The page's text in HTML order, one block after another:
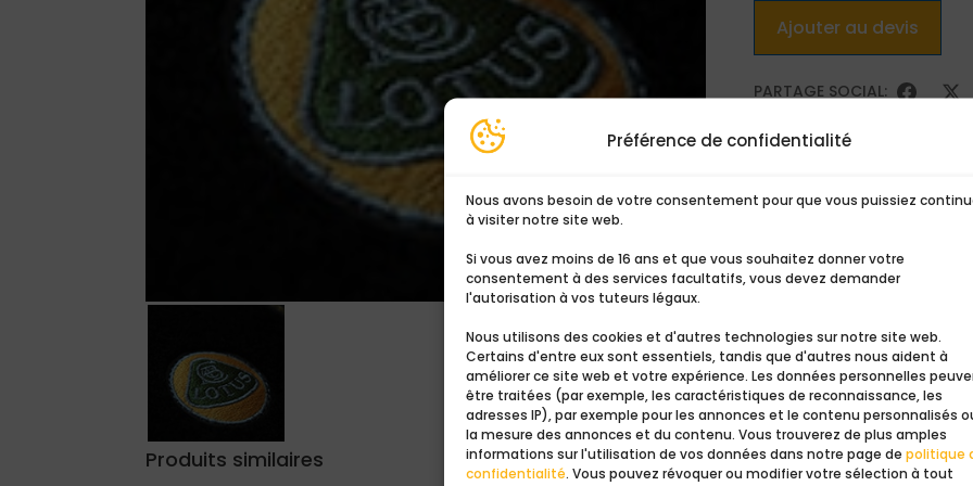
Préférence de confidentialité
Nous avons besoin de votre consentement pour que vous puissiez
à visiter notre site web.
Si vous avez moins de 16 ans et que vous souhaitez donner votre
consentement à des services facultatifs, vous devez demander
l'autorisation à vos tuteurs légaux.
Nous utilisons des cookies et d'autres technologies sur notre site web.
Certains d'entre eux sont essentiels, tandis que d'autres nous aident à
améliorer ce site web et votre expérience. Les données personnelles
être traitées (par exemple, les caractéristiques de reconnaissance, les
adresses IP), par exemple pour les annonces et le contenu personnalisés
la mesure des annonces et du contenu. Vous trouverez de plus amples
informations sur l'utilisation de vos données dans notre page de politique
confidentialité. Vous pouvez révoquer ou modifier votre sélection à tout
Ajouter au devis
PARTAGE SOCIAL:
Produits similaires